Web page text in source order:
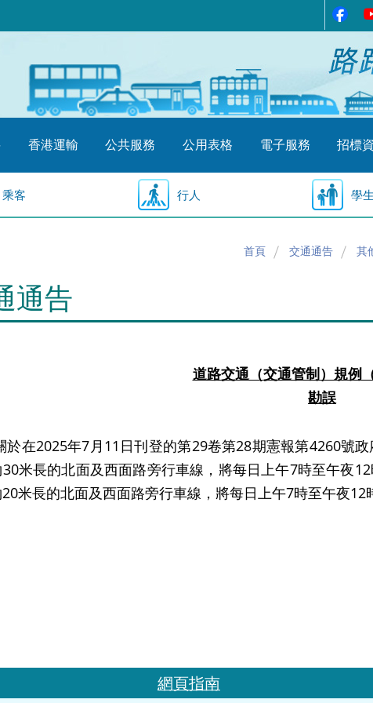
香港運輸 公共服務 公用表格 電子服務 招標
乘客 行人 學
首頁 交通通告 其
通告
道路交通（交通管制）規例
勘誤
2025年7月11日刊登的第29卷第28期憲報第4260號政
米長的北面及西面路旁行車線，將每日上午7時至午夜
米長的北面及西面路旁行車線，將每日上午7時至午夜12
網頁指南